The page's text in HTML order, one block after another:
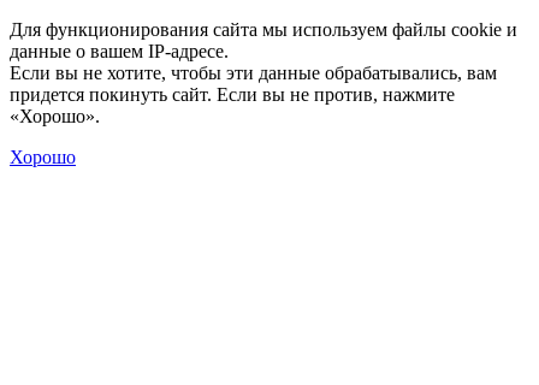
Для функционирования сайта мы используем файлы cookie и
данные о вашем IP-адресе.
Если вы не хотите, чтобы эти данные обрабатывались, вам
придется покинуть сайт. Если вы не против, нажмите
«Хорошо».
Хорошо